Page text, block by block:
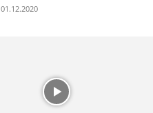
01.12.2020